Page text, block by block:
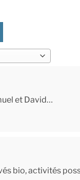
et David…
bio, activités